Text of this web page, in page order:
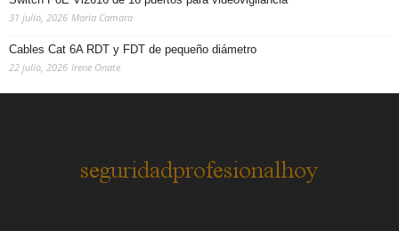
31 julio, 2026 Maria Camara
Cables Cat 6A RDT y FDT de pequeño diámetro
22 julio, 2026 Irene Onate